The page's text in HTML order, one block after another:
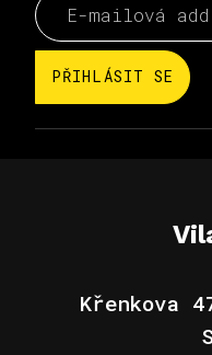
PŘIHLÁSIT SE
Křenkova